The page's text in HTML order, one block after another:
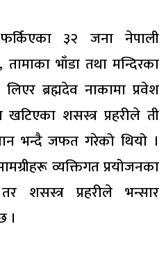
३२ जना नेपाली
भाँडा तथा मन्दिरका
ब्रह्मदेव नाकामा प्रवेश
शसस्त्र प्रहरीले ती
भन्दै जफत गरेको थियो ।
व्यक्तिगत प्रयोजनका
शसस्त्र प्रहरीले भन्सार
।